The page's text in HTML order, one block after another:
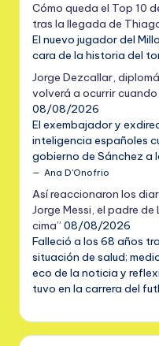
Cómo queda el Top 10
tras la llegada de
El nuevo jugador del
cara de la historia del
Jorge Dezcallar,
volverá a ocurrir
08/08/2026
El exembajador y
inteligencia españoles
gobierno de Sánchez a
Ana D'Onofrio
Así reaccionaron los
Jorge Messi, el padre de
cima” 08/08/2026
Falleció a los 68 años
situación de salud;
eco de la noticia y
tuvo en la carrera del